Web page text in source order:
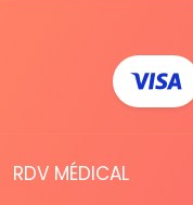
RDV MÉDICAL